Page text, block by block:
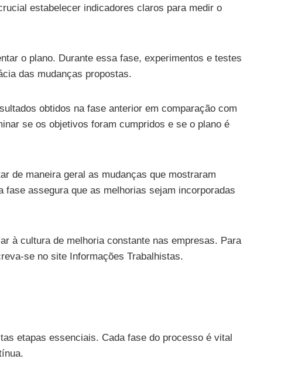
estabelecer indicadores claros para medir o
o plano. Durante essa fase, experimentos e testes
das mudanças propostas.
obtidos na fase anterior em comparação com
se os objetivos foram cumpridos e se o plano é
de maneira geral as mudanças que mostraram
assegura que as melhorias sejam incorporadas
à cultura de melhoria constante nas empresas. Para
se no site Informações Trabalhistas.
etapas essenciais. Cada fase do processo é vital